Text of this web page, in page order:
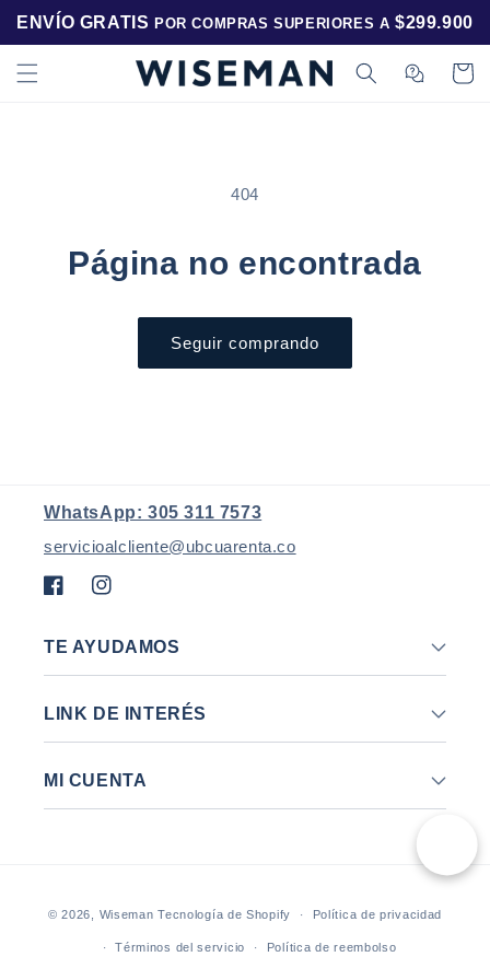
directamente
al contenido
ENVÍO GRATIS POR COMPRAS SUPERIORES A $299.900
Carrito Carrito
404
Página no encontrada
Seguir comprando
WhatsApp: 305 311 7573
servicioalcliente@ubcuarenta.co
FacebookInstagram
TE AYUDAMOS
LINK DE INTERÉS
MI CUENTA
de
pago
© 2026, Wiseman Tecnología de Shopify Política de privacidad
Términos del servicio Política de reembolso